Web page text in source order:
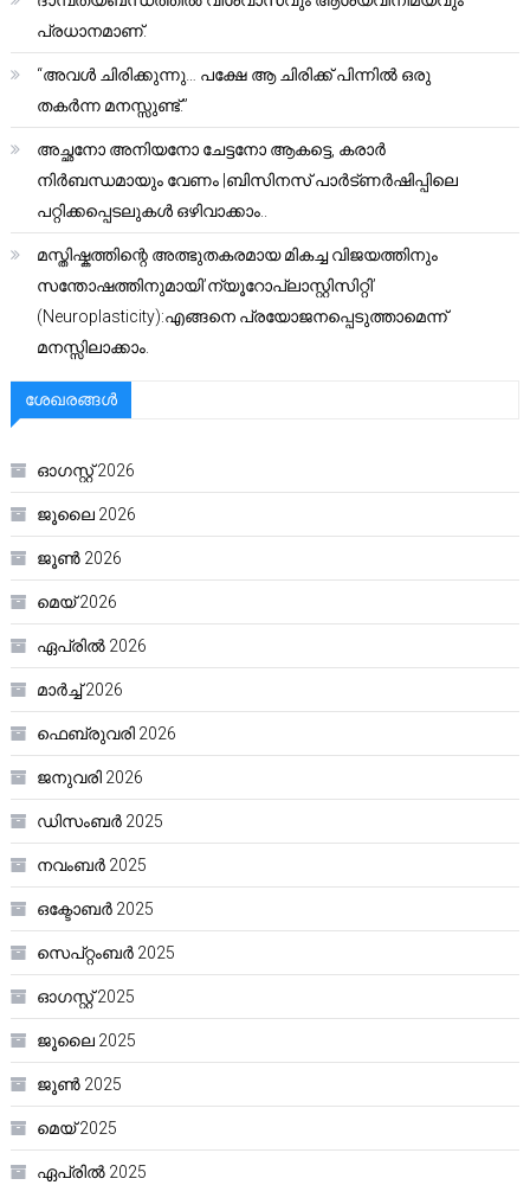
പ്രധാനമാണ്.
“അവൾ ചിരിക്കുന്നു… പക്ഷേ ആ ചിരിക്ക് പിന്നിൽ ഒരു
തകർന്ന മനസ്സുണ്ട്.”
അച്ഛനോ അനിയനോ ചേട്ടനോ ആകട്ടെ, കരാർ
നിർബന്ധമായും വേണം |ബിസിനസ് പാർട്ണർഷിപ്പിലെ
പറ്റിക്കപ്പെടലുകൾ ഒഴിവാക്കാം..
മസ്തിഷ്കത്തിന്റെ അത്ഭുതകരമായ മികച്ച വിജയത്തിനും
സന്തോഷത്തിനുമായി’ന്യൂറോപ്ലാസ്റ്റിസിറ്റി’
(Neuroplasticity):എങ്ങനെ പ്രയോജനപ്പെടുത്താമെന്ന്
മനസ്സിലാക്കാം.
ശേഖരങ്ങൾ
ഓഗസ്റ്റ്‌ 2026
ജൂലൈ 2026
ജൂൺ 2026
മെയ്‌ 2026
ഏപ്രിൽ 2026
മാർച്ച്‌ 2026
ഫെബ്രുവരി 2026
ജനുവരി 2026
ഡിസംബർ 2025
നവംബർ 2025
ഒക്ടോബർ 2025
സെപ്റ്റംബർ 2025
ഓഗസ്റ്റ്‌ 2025
ജൂലൈ 2025
ജൂൺ 2025
മെയ്‌ 2025
ഏപ്രിൽ 2025